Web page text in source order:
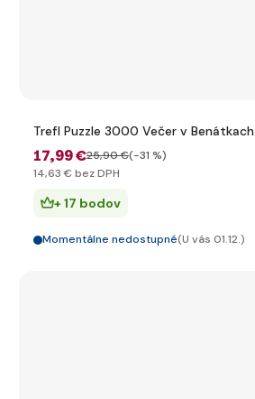
Trefl Puzzle 3000 Večer v Benátkach
17,99 €25,90 €(-31 %)
14,63 € bez DPH
+ 17 bodov
Momentálne nedostupné(U vás 01.12.)